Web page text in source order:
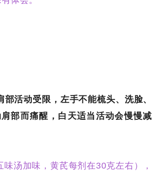
活动受限，左手不能梳头、洗脸、
部而痛醒，白天适当活动会慢慢减
汤加味，黄芪每剂在30克左右），